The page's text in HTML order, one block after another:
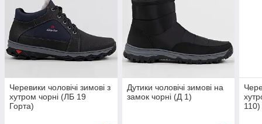
Черевики чоловічі зимові з
хутром чорні (ЛБ 19
Горта)
Дутики чоловічі зимові на
замок чорні (Д 1)
110)